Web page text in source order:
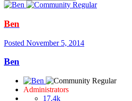
Ben
Posted November 5, 2014
Ben
Administrators
17.4k